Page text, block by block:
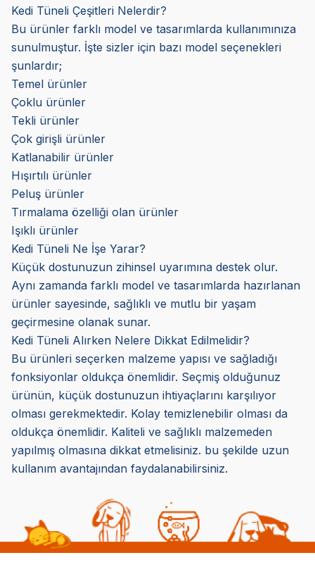
Kedi Tüneli Çeşitleri Nelerdir?
Bu ürünler farklı model ve tasarımlarda kullanımınıza
sunulmuştur. İşte sizler için bazı model seçenekleri
şunlardır;
Temel ürünler
Çoklu ürünler
Tekli ürünler
Çok girişli ürünler
Katlanabilir ürünler
Hışırtılı ürünler
Peluş ürünler
Tırmalama özelliği olan ürünler
Işıklı ürünler
Kedi Tüneli Ne İşe Yarar?
Küçük dostunuzun zihinsel uyarımına destek olur.
Aynı zamanda farklı model ve tasarımlarda hazırlanan
ürünler sayesinde, sağlıklı ve mutlu bir yaşam
geçirmesine olanak sunar.
Kedi Tüneli Alırken Nelere Dikkat Edilmelidir?
Bu ürünleri seçerken malzeme yapısı ve sağladığı
fonksiyonlar oldukça önemlidir. Seçmiş olduğunuz
ürünün, küçük dostunuzun ihtiyaçlarını karşılıyor
olması gerekmektedir. Kolay temizlenebilir olması da
oldukça önemlidir. Kaliteli ve sağlıklı malzemeden
yapılmış olmasına dikkat etmelisiniz. bu şekilde uzun
kullanım avantajından faydalanabilirsiniz.